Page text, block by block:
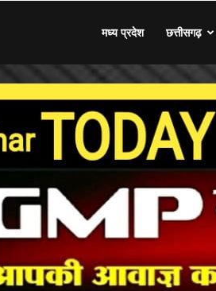
मध्य प्रदेश छत्तीसगढ़